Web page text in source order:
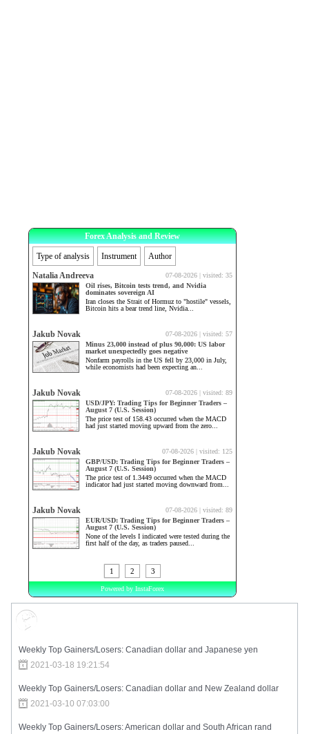
Weekly Top Gainers/Losers: Canadian dollar and Japanese yen
2021-03-18 19:21:54
Weekly Top Gainers/Losers: Canadian dollar and New Zealand dollar
2021-03-10 07:03:00
Weekly Top Gainers/Losers: American dollar and South African rand